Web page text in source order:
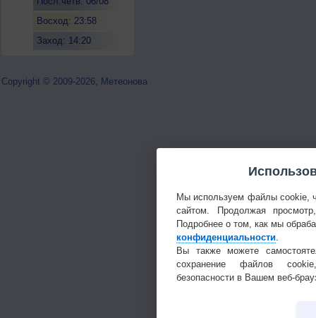
Восход: 23:58
Заход: 14:20
Copyright © 2009-2026, Метеонова
Мы используем файлы cookie,
сайтом. Продолжая
Подробнее о том, как мы
конфиденциальности
Вы также можете
сохранение файлов
безопасности в Вашем веб-